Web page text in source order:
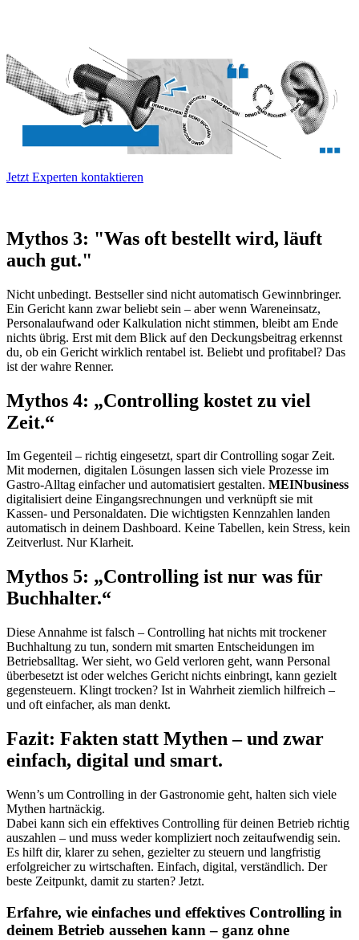
Jetzt Experten kontaktieren
Mythos 3: "Was oft bestellt wird, läuft
auch gut."
Nicht unbedingt. Bestseller sind nicht automatisch Gewinnbringer.
Ein Gericht kann zwar beliebt sein – aber wenn Wareneinsatz,
Personalaufwand oder Kalkulation nicht stimmen, bleibt am Ende
nichts übrig. Erst mit dem Blick auf den Deckungsbeitrag erkennst
du, ob ein Gericht wirklich rentabel ist. Beliebt und profitabel? Das
ist der wahre Renner.
Mythos 4: „Controlling kostet zu viel
Zeit.“
Im Gegenteil – richtig eingesetzt, spart dir Controlling sogar Zeit.
Mit modernen, digitalen Lösungen lassen sich viele Prozesse im
Gastro-Alltag einfacher und automatisiert gestalten. MEINbusiness
digitalisiert deine Eingangsrechnungen und verknüpft sie mit
Kassen- und Personaldaten. Die wichtigsten Kennzahlen landen
automatisch in deinem Dashboard. Keine Tabellen, kein Stress, kein
Zeitverlust. Nur Klarheit.
Mythos 5: „Controlling ist nur was für
Buchhalter.“
Diese Annahme ist falsch – Controlling hat nichts mit trockener
Buchhaltung zu tun, sondern mit smarten Entscheidungen im
Betriebsalltag. Wer sieht, wo Geld verloren geht, wann Personal
überbesetzt ist oder welches Gericht nichts einbringt, kann gezielt
gegensteuern. Klingt trocken? Ist in Wahrheit ziemlich hilfreich –
und oft einfacher, als man denkt.
Fazit: Fakten statt Mythen – und zwar
einfach, digital und smart.
Wenn’s um Controlling in der Gastronomie geht, halten sich viele
Mythen hartnäckig.
Dabei kann sich ein effektives Controlling für deinen Betrieb richtig
auszahlen – und muss weder kompliziert noch zeitaufwendig sein.
Es hilft dir, klarer zu sehen, gezielter zu steuern und langfristig
erfolgreicher zu wirtschaften. Einfach, digital, verständlich. Der
beste Zeitpunkt, damit zu starten? Jetzt.
Erfahre, wie einfaches und effektives Controlling in
deinem Betrieb aussehen kann – ganz ohne